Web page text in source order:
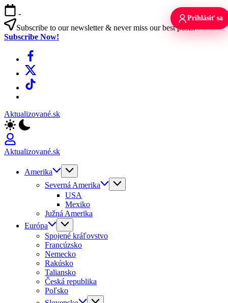
Skip
to
content
-
Subscribe to our newsletter & never miss our best posts.
Subscribe Now!
Facebook
X
TikTok
Aktualizované.sk
Aktualizované.sk
Amerika
Severná Amerika
USA
Mexiko
Južná Amerika
Európa
Spojené kráľovstvo
Francúzsko
Nemecko
Rakúsko
Taliansko
Česká republika
Poľsko
Prihlásiť sa